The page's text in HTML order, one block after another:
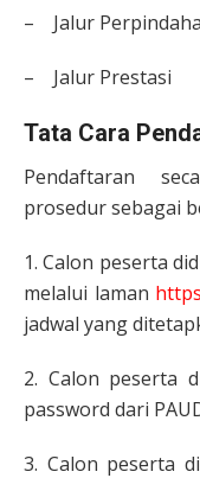
– Jalur
– Jalur Prestasi
Tata Cara
Pendaftaran
prosedur sebagai
1. Calon peserta
melalui laman
jadwal yang
2. Calon peserta
password dari
3. Calon peserta